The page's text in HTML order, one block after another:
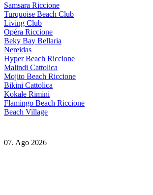
Samsara Riccione
Turquoise Beach Club
Living Club
Opéra Riccione
Beky Bay Bellaria
Nereidas
Hyper Beach Riccione
Malindi Cattolica
Mojito Beach Riccione
Bikini Cattolica
Kokale Rimini
Flamingo Beach Riccione
Beach Village
07. Ago 2026